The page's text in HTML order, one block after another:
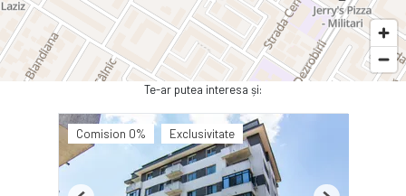
Te-ar putea interesa și:
Comision 0% Exclusivitate